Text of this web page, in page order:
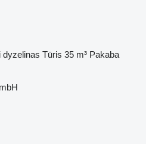
dyzelinas Tūris 35 m³ Pakaba